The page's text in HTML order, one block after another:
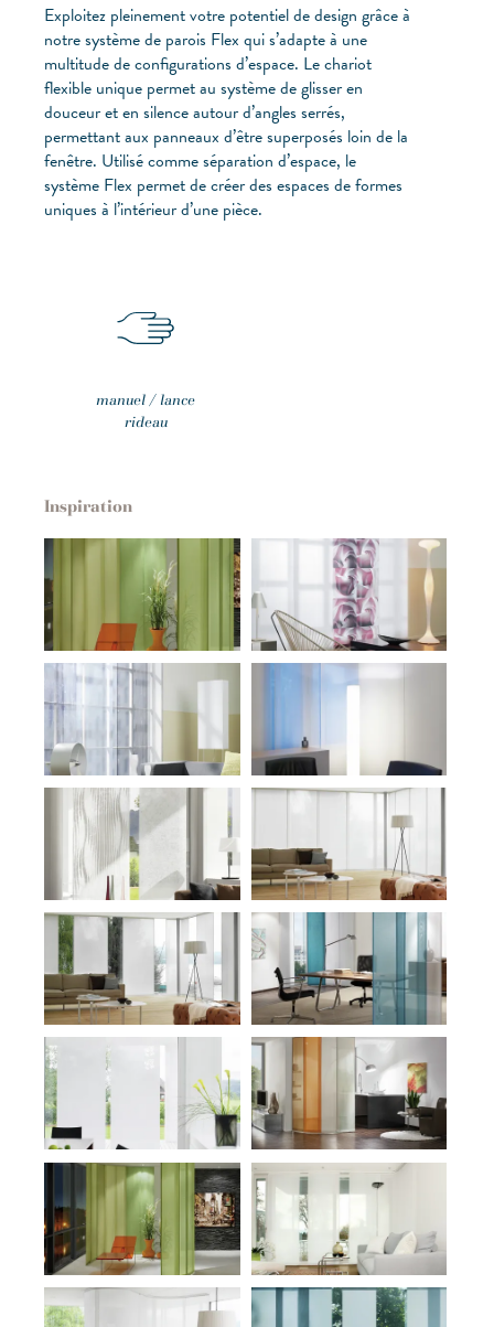
Exploitez pleinement votre potentiel de design grâce à
notre système de parois Flex qui s’adapte à une
multitude de configurations d’espace. Le chariot
flexible unique permet au système de glisser en
douceur et en silence autour d’angles serrés,
permettant aux panneaux d’être superposés loin de la
fenêtre. Utilisé comme séparation d’espace, le
système Flex permet de créer des espaces de formes
uniques à l’intérieur d’une pièce.
manuel / lance
rideau
Inspiration